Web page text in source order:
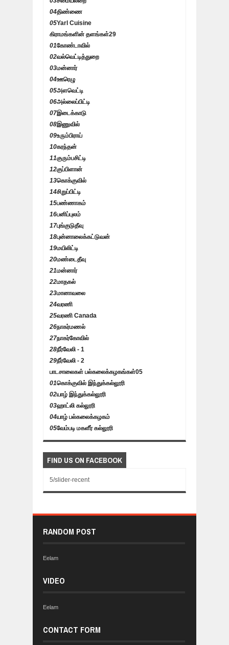
04திண்ணை
05Yarl Cuisine
கிராமங்களின் தளங்கள்29
01கோண்டாவில்
02வல்வெட்டித்துறை
03மன்னார்
04ஊரெழு
05அளவெட்டி
06அல்லைப்பிட்டி
07இடைக்காடு
08இணுவில்
09உரும்பிராய்
10கரந்தன்
11குரும்பசிட்டி
12குப்பிளான்
13கொக்குவில்
14சிறுப்பிட்டி
15பண்ணாகம்
16பனிப்புலம்
17புங்குடுதீவு
18புன்னாலைக்கட்டுவன்
19மயிலிட்டி
20மண்டைதீவு
21மன்னார்
22மாதகல்
23மானாவலை
24வரணி
25வரணி Canada
26நாகர்மணல்
27நாகர்கோவில்
28நீர்வேலி - 1
29நீர்வேலி - 2
பாடசாலைகள் பல்கலைக்கழகங்கள்05
01கொக்குவில் இந்துக்கல்லூரி
02யாழ் இந்துக்கல்லூரி
03ஹாட்லி கல்லூரி
04யாழ் பல்கலைக்கழகம்
05வேம்படி மகளீர் கல்லூரி
FIND US ON FACEBOOK
5/slider-recent
RANDOM POST
Eelam
VIDEO
Eelam
CONTACT FORM